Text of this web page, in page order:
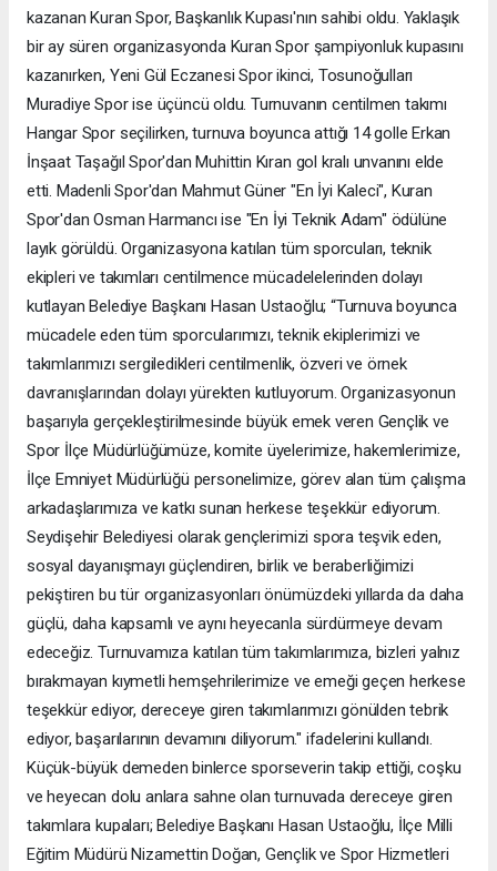
kazanan Kuran Spor, Başkanlık Kupası'nın sahibi oldu. Yaklaşık
bir ay süren organizasyonda Kuran Spor şampiyonluk kupasını
kazanırken, Yeni Gül Eczanesi Spor ikinci, Tosunoğulları
Muradiye Spor ise üçüncü oldu. Turnuvanın centilmen takımı
Hangar Spor seçilirken, turnuva boyunca attığı 14 golle Erkan
İnşaat Taşağıl Spor'dan Muhittin Kıran gol kralı unvanını elde
etti. Madenli Spor'dan Mahmut Güner "En İyi Kaleci", Kuran
Spor'dan Osman Harmancı ise "En İyi Teknik Adam" ödülüne
layık görüldü. Organizasyona katılan tüm sporcuları, teknik
ekipleri ve takımları centilmence mücadelelerinden dolayı
kutlayan Belediye Başkanı Hasan Ustaoğlu; “Turnuva boyunca
mücadele eden tüm sporcularımızı, teknik ekiplerimizi ve
takımlarımızı sergiledikleri centilmenlik, özveri ve örnek
davranışlarından dolayı yürekten kutluyorum. Organizasyonun
başarıyla gerçekleştirilmesinde büyük emek veren Gençlik ve
Spor İlçe Müdürlüğümüze, komite üyelerimize, hakemlerimize,
İlçe Emniyet Müdürlüğü personelimize, görev alan tüm çalışma
arkadaşlarımıza ve katkı sunan herkese teşekkür ediyorum.
Seydişehir Belediyesi olarak gençlerimizi spora teşvik eden,
sosyal dayanışmayı güçlendiren, birlik ve beraberliğimizi
pekiştiren bu tür organizasyonları önümüzdeki yıllarda da daha
güçlü, daha kapsamlı ve aynı heyecanla sürdürmeye devam
edeceğiz. Turnuvamıza katılan tüm takımlarımıza, bizleri yalnız
bırakmayan kıymetli hemşehrilerimize ve emeği geçen herkese
teşekkür ediyor, dereceye giren takımlarımızı gönülden tebrik
ediyor, başarılarının devamını diliyorum." ifadelerini kullandı.
Küçük-büyük demeden binlerce sporseverin takip ettiği, coşku
ve heyecan dolu anlara sahne olan turnuvada dereceye giren
takımlara kupaları; Belediye Başkanı Hasan Ustaoğlu, İlçe Milli
Eğitim Müdürü Nizamettin Doğan, Gençlik ve Spor Hizmetleri